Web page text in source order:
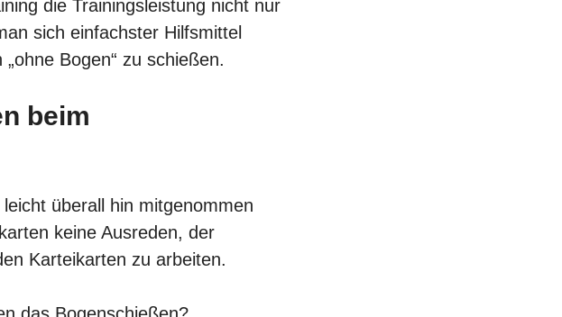
die Trainingsleistung nicht nur
sich einfachster Hilfsmittel
Bogen“ zu schießen.
beim
überall hin mitgenommen
keine Ausreden, der
Karteikarten zu arbeiten.